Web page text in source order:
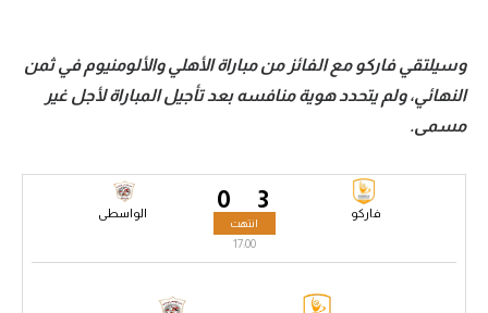
سعودي في الجول
الدوري الإنجليزي
دوري أبطال أوروبا
وسيلتقي فاركو مع الفائز من مباراة الأهلي والألومنيوم في ثمن
النهائي، ولم يتحدد هوية منافسه بعد تأجيل المباراة لأجل غير
مسمى.
3 فاركو 0 الواسطى
انتهت
17:00